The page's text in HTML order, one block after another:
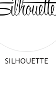
SILHOUETTE